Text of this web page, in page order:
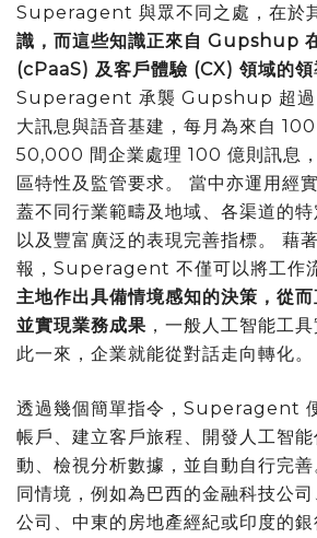
Superagent 與眾不同之處，在於
識，而這些知識正來自 Gupshup
(cPaaS) 及客戶體驗 (CX) 領域的領
Superagent 承襲 Gupshup 超過
大訊息與語音基建，每月為來自
50,000 間企業處理 100 億則訊息
區特性及監管要求。 當中亦運用經
蓋不同行業範疇及地域、各渠道的特
以及豐富廣泛的表現完善指標。 藉
報，Superagent 不僅可以將工作
主地作出具備情境感知的決策，從
並實現業務成果 ，一般人工智能工
此一來，企業就能從對話走向轉化。
透過幾個簡單指令，Superagent
帳戶、建立客戶旅程、開發人工智
動、檢視分析數據，並自動自行完
同情境，例如為巴西的金融科技公
公司、中東的房地產經紀或印度的